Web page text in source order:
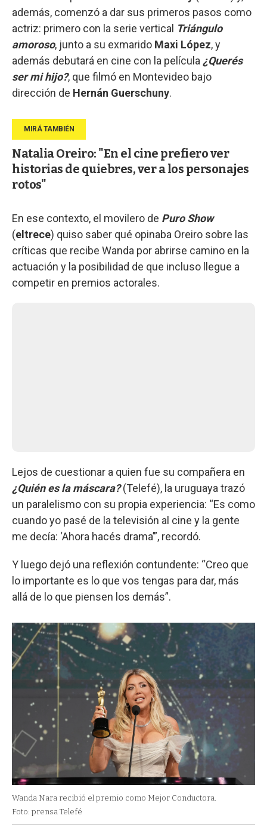
además, comenzó a dar sus primeros pasos como
actriz: primero con la serie vertical Triángulo
amoroso, junto a su exmarido Maxi López, y
además debutará en cine con la película ¿Querés
ser mi hijo?, que filmó en Montevideo bajo
dirección de Hernán Guerschuny.
Natalia Oreiro: "En el cine prefiero ver
historias de quiebres, ver a los personajes
rotos"
En ese contexto, el movilero de Puro Show
(eltrece) quiso saber qué opinaba Oreiro sobre las
críticas que recibe Wanda por abrirse camino en la
actuación y la posibilidad de que incluso llegue a
competir en premios actorales.
Lejos de cuestionar a quien fue su compañera en
¿Quién es la máscara?(Telefé), la uruguaya trazó
un paralelismo con su propia experiencia: “Es como
cuando yo pasé de la televisión al cine y la gente
me decía: ‘Ahora hacés drama’”, recordó.
Y luego dejó una reflexión contundente: “Creo que
lo importante es lo que vos tengas para dar, más
allá de lo que piensen los demás”.
Wanda Nara recibió el premio como Mejor Conductora.
Foto: prensa Telefé